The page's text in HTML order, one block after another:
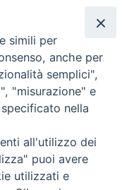
simili per
anche per
semplici",
"misurazione" e
nella
all'utilizzo dei
puoi avere
utilizzati e